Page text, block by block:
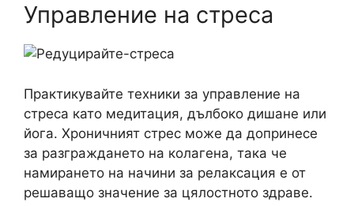
Управление на стреса
Практикувайте техники за управление на
стреса като медитация, дълбоко дишане или
йога. Хроничният стрес може да допринесе
за разграждането на колагена, така че
намирането на начини за релаксация е от
решаващо значение за цялостното здраве.